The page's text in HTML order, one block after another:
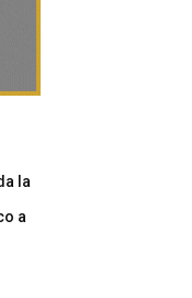
la
a